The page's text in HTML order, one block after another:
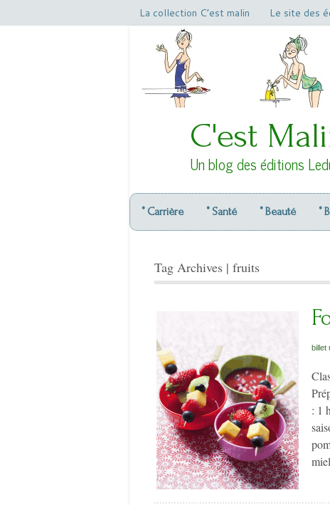
La collection C’est malin Le site des
C'est
Un blog des éditions
° Carrière ° Santé ° Beauté °
Tag Archives | fruits
billet
: 1